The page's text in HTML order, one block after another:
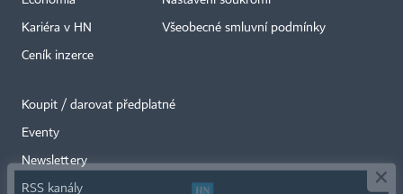
Kariéra v HN
Ceník inzerce
Všeobecné smluvní podmínky
Koupit / darovat předplatné
Eventy
Newslettery
RSS kanály